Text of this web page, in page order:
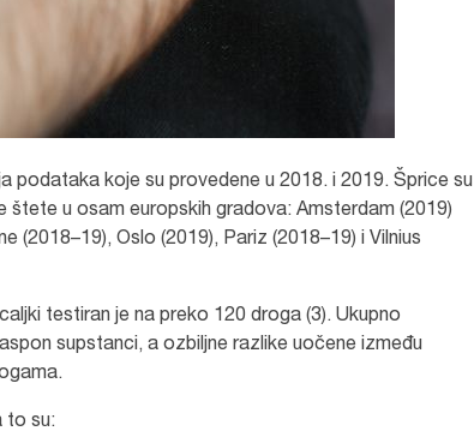
podataka koje su provedene u 2018. i 2019. Šprice su
štete u osam europskih gradova: Amsterdam (2019)
(2018–19), Oslo (2019), Pariz (2018–19) i Vilnius
testiran je na preko 120 droga (3). Ukupno
supstanci, a ozbiljne razlike uočene između
to su: